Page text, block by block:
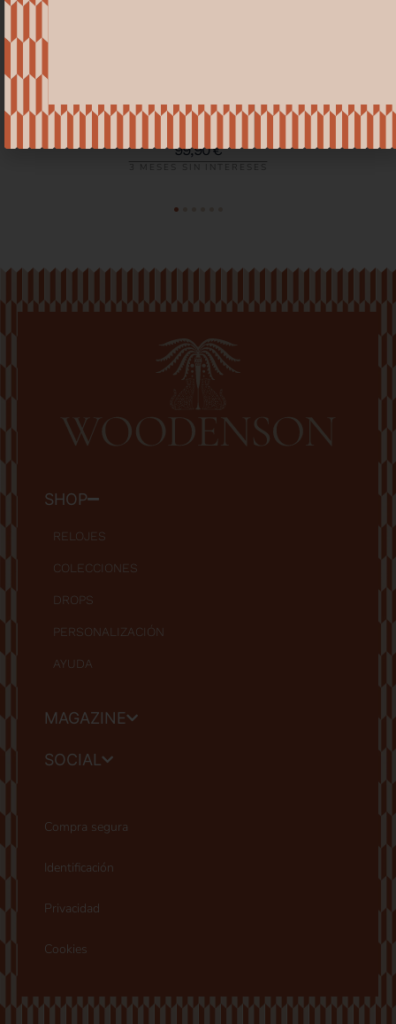
99,90€
3 MESES SIN INTERESES
SHOP
RELOJES
COLECCIONES
DROPS
PERSONALIZACIÓN
AYUDA
MAGAZINE
SOCIAL
Compra segura
Identificación
Privacidad
Cookies